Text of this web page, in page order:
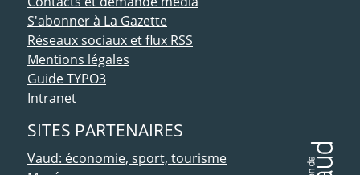
S'abonner à La Gazette
Réseaux sociaux et flux RSS
Mentions légales
Guide TYPO3
Intranet
SITES PARTENAIRES
Vaud: économie, sport, tourisme